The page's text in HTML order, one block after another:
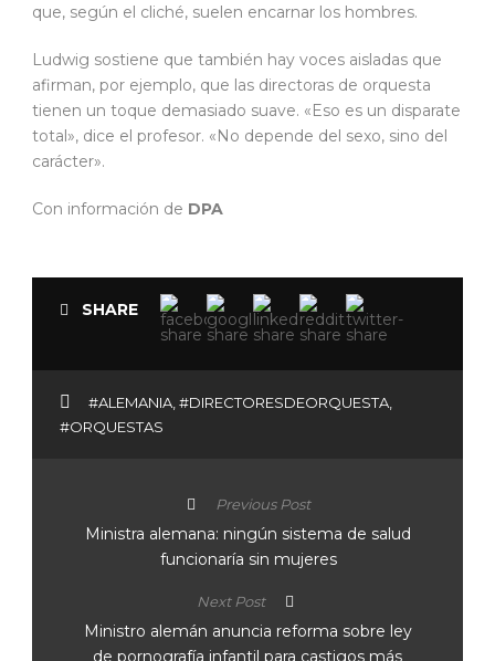
que, según el cliché, suelen encarnar los hombres.
Ludwig sostiene que también hay voces aisladas que
afirman, por ejemplo, que las directoras de orquesta
tienen un toque demasiado suave. «Eso es un disparate
total», dice el profesor. «No depende del sexo, sino del
carácter».
Con información de DPA
SHARE
#ALEMANIA #DIRECTORESDEORQUESTA
#ORQUESTAS
Previous Post
Ministra alemana: ningún sistema de salud
funcionaría sin mujeres
Next Post
Ministro alemán anuncia reforma sobre ley
de pornografía infantil para castigos más